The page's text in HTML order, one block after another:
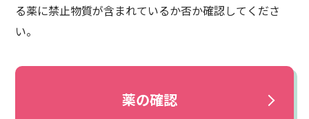
る薬に禁止物質が含まれているか否か確認してくださ
い。
薬の確認